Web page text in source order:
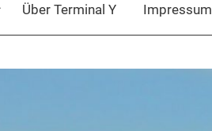
Über Terminal Y Impressum